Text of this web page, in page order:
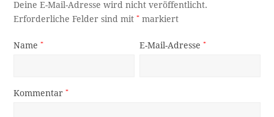
Deine E-Mail-Adresse wird nicht veröffentlicht.
Erforderliche Felder sind mit* markiert
Name* E-Mail-Adresse*
Kommentar*